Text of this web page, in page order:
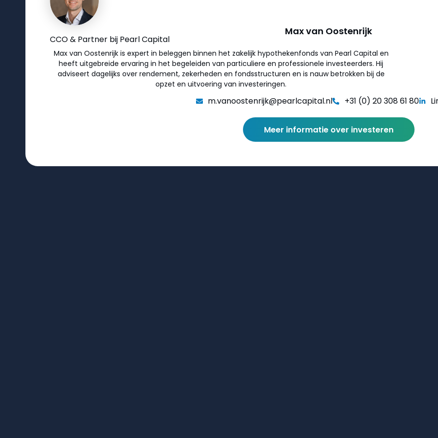
Max van Oostenrijk
CCO & Partner bij Pearl Capital
Max van Oostenrijk is expert in beleggen binnen het zakelijk hypothekenfonds van Pearl Capital en
heeft uitgebreide ervaring in het begeleiden van particuliere en professionele investeerders. Hij
adviseert dagelijks over rendement, zekerheden en fondsstructuren en is nauw betrokken bij de
opzet en uitvoering van investeringen.
m.vanoostenrijk@pearlcapital.nl +31 (0) 20 308 61 80
Meer informatie over investeren